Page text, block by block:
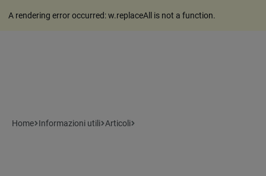
A rendering error occurred:w.replaceAll is not a function.
Home Informazioni utili Articoli